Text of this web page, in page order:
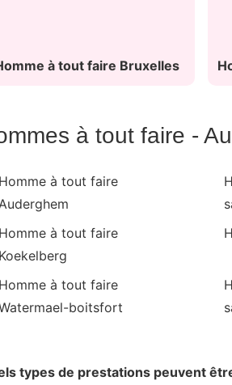
à tout faire Bruxelles
à tout faire -
Homme à tout faire
Auderghem
Homme à tout faire
Koekelberg
Homme à tout faire
boitsfort
types de prestations peuvent